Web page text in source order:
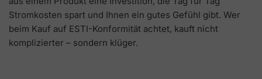
Stromkosten spart und Ihnen ein gutes Gefühl gibt. Wer
beim Kauf auf ESTI-Konformität achtet, kauft nicht
komplizierter – sondern klüger.